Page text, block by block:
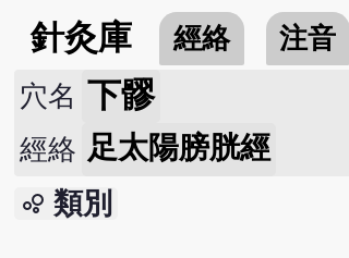
針灸庫 經絡 注音
穴名 下髎
經絡 足太陽膀胱經
bubble_chart 類別